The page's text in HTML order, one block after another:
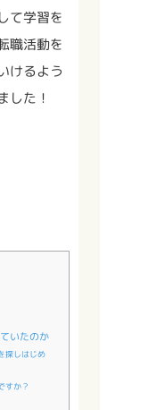
て学習を
職活動を
けるよう
した！
いたのか
探しはじめ
すか？